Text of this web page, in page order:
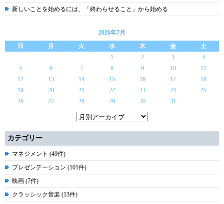
新しいことを始めるには、「終わらせること」から始める
2026年7月
日
月 火 水 木 金
土
1
2 3
4
5
6 7 8 9 10
11
12
13 14 15 16 17
18
19
20 21 22 23 24
25
26
27 28 29 30 31
カテゴリー
マネジメント (49件)
プレゼンテーション (101件)
映画 (7件)
クラッシック音楽 (13件)